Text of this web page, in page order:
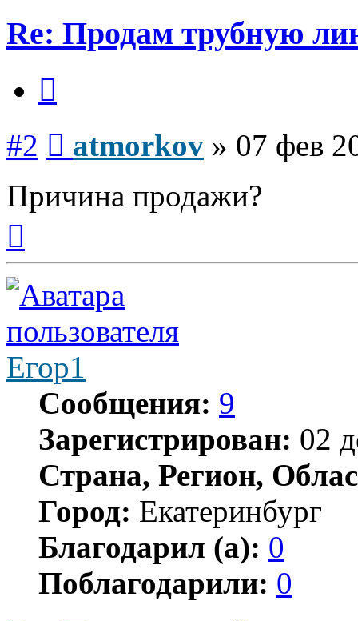
Re: Продам трубную
#2 atmorkov » 07 фев
Причина продажи?
началу
Егор1
Сообщения: 9
Зарегистрирован: 02
Страна, Регион,
Город: Екатеринбург
Благодарил (а): 0
Поблагодарили: 0